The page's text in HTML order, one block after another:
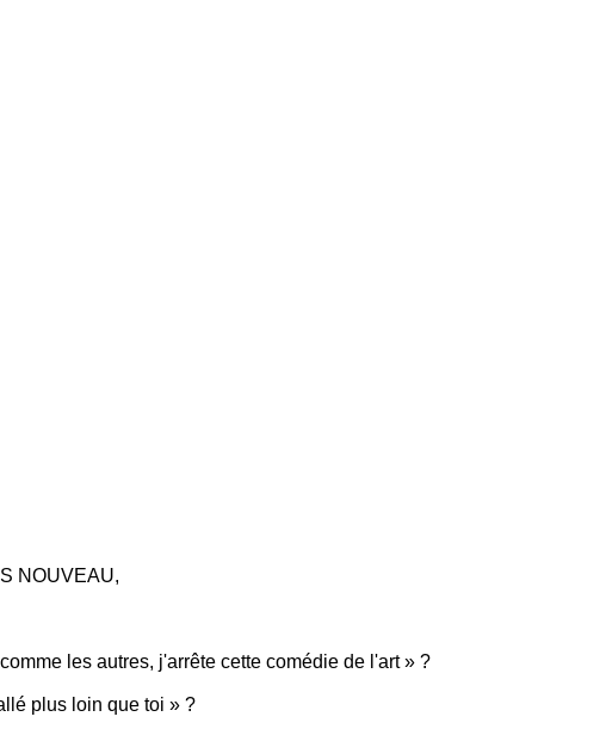
NOUVEAU,
les autres, j'arrête cette comédie de l'art » ?
plus loin que toi » ?